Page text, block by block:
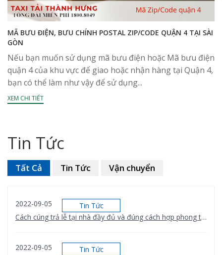
MÃ BƯU ĐIỆN, BƯU CHÍNH POSTAL ZIP/CODE QUẬN 4 TẠI SÀI
GÒN
Nếu bạn muốn sử dụng mã bưu điện hoặc Mã bưu điện
quận 4 của khu vực để giao hoặc nhận hàng tại Quận 4,
bạn có thể làm như vậy để sử dụng...
XEM CHI TIẾT
Tin Tức
Tất Cả
2022-09-05
Tin Tức
Cách cúng trả lễ tại nhà đầy đủ và đúng cách hợp phong thủy
2022-09-05
Tin Tức
Tin Tức Vận chuyển